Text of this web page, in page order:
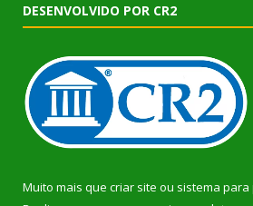
DESENVOLVIDO POR CR2
Muito mais que criar site ou sistema